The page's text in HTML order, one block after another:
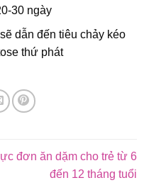
30 ngày
dẫn đến tiêu chảy kéo
thứ phát
đơn ăn dặm cho trẻ từ 6
đến 12 tháng tuổi